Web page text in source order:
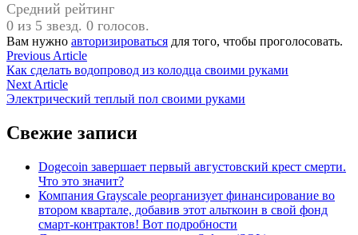
Средний рейтинг
0 из 5 звезд. 0 голосов.
Вам нужно авторизироваться для того, чтобы проголосовать.
Навигация
по
записям
Previous ArticlePrevious
article:
Как сделать водопровод из колодца своими руками
Next ArticleNext
article:
Электрический теплый пол своими руками
Свежие записи
Dogecoin завершает первый августовский крест смерти.
Что это значит?
Компания Grayscale реорганизует финансирование во
втором квартале, добавив этот альткоин в свой фонд
смарт-контрактов! Вот подробности